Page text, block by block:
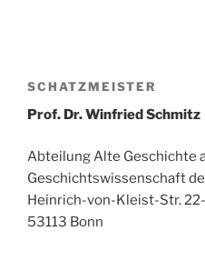
SCHATZMEISTER
Prof. Dr. Winfried Schmitz
Abteilung Alte Geschichte
Geschichtswissenschaft
Heinrich-von-Kleist-Str.
53113 Bonn